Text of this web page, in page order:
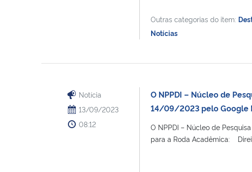
Outras categorias do item:
Notícias
Notícia
13/09/2023
08:12
O NPPDI – Núcleo de
14/09/2023 pelo Google
O NPPDI – Núcleo de
para a Roda Acadêmica: